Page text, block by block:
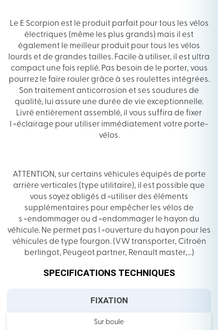
Le E Scorpion est le produit parfait pour tous les vélos
électriques (même les plus grands) mais il est
également le meilleur produit pour tous les vélos
lourds et de grandes tailles. Facile à utiliser, il est ultra
compact une fois replié. Pas besoin de le porter, vous
pourrez le faire rouler grâce à ses roulettes intégrées.
Son traitement anticorrosion et ses soudures de
qualité, lui assure une durée de vie exceptionnelle.
Livré entièrement assemblé, il vous suffira de fixer
l »éclairage pour utiliser immédiatement votre porte-
vélos.
ATTENTION, sur certains véhicules équipés de porte
arrière verticales (type utilitaire), il est possible que
vous soyez obligés d »utiliser des éléments
supplémentaires pour empêcher les vélos de
s »endommager ou d »endommager le hayon du
véhicule. Ne permet pas l »ouverture du hayon pour les
véhicules de type fourgon. (VW transporter, Citroën
berlingot, Peugeot partner, Renault master,…)
SPECIFICATIONS TECHNIQUES
FIXATION
Sur boule